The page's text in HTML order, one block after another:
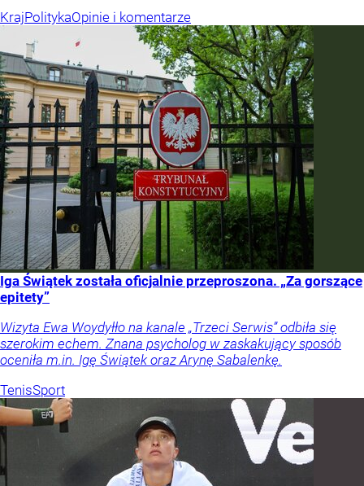
KrajPolitykaOpinie i komentarze
Iga Świątek została oficjalnie przeproszona. „Za gorszące
epitety”
Wizyta Ewa Woydyłło na kanale „Trzeci Serwis” odbiła się
szerokim echem. Znana psycholog w zaskakujący sposób
oceniła m.in. Igę Świątek oraz Arynę Sabalenkę.
TenisSport